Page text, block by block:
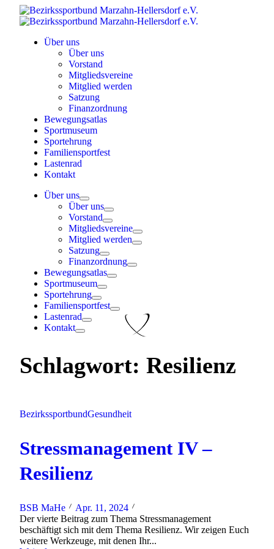
Skip
Über uns
Über uns
Vorstand
Mitgliedsvereine
Mitglied werden
Satzung
Finanzordnung
Bewegungsatlas
Sportmuseum
Sportehrung
Familiensportfest
Lastenrad
Kontakt
Über uns
Über uns
Vorstand
Mitgliedsvereine
Mitglied werden
Satzung
Finanzordnung
Bewegungsatlas
Sportmuseum
Sportehrung
Familiensportfest
Lastenrad
Kontakt
Schlagwort: Resilienz
BezirkssportbundGesundheit
Stressmanagement IV –
Resilienz
BSB MaHe
Apr. 11, 2024
Der vierte Beitrag zum Thema Stressmanagement
beschäftigt sich mit dem Thema Resilienz. Wir zeigen Euch
weitere Werkzeuge, mit denen Ihr...